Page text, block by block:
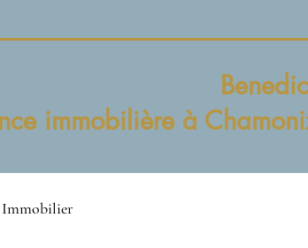
immobilière à
Immobilier